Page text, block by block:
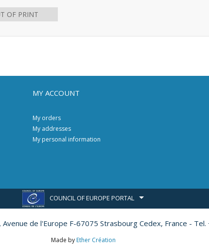
OF PRINT
MY ACCOUNT
My orders
My addresses
My personal information
COUNCIL OF EUROPE PORTAL
Avenue de l'Europe F-67075 Strasbourg Cedex, France -
Made by Ether Création